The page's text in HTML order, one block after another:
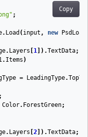
Copy
;
. Load ( input , new
. Layers 1 ]).TextData;
. Items )
= LeadingType.
;
Color. ForestGreen;
. Layers 2 ]).TextData;